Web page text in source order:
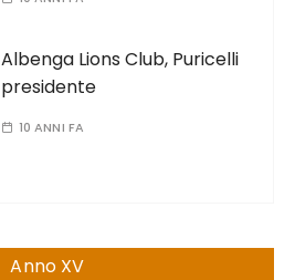
Albenga Lions Club, Puricelli
presidente
10 ANNI FA
Anno XV